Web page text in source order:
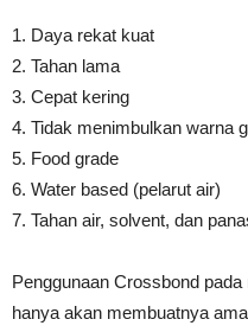
1. Daya rekat kuat
2. Tahan lama
3. Cepat kering
4. Tidak menimbulkan warna
5. Food grade
6. Water based (pelarut air)
7. Tahan air, solvent, dan
Penggunaan Crossbond
hanya akan membuatnya